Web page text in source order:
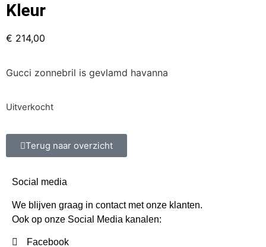
Kleur
€ 214,00
Gucci zonnebril is gevlamd havanna
Uitverkocht
Terug naar overzicht
Social media
We blijven graag in contact met onze klanten.
Ook op onze Social Media kanalen:
Facebook